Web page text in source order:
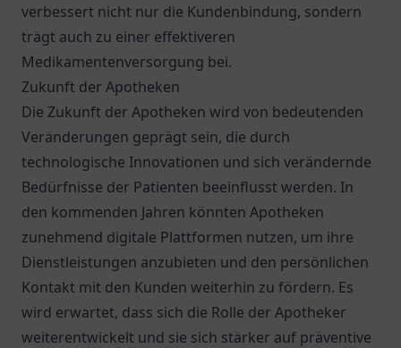
verbessert nicht nur die Kundenbindung, sondern
trägt auch zu einer effektiveren
Medikamentenversorgung bei.
Zukunft der Apotheken
Die Zukunft der Apotheken wird von bedeutenden
Veränderungen geprägt sein, die durch
technologische Innovationen und sich verändernde
Bedürfnisse der Patienten beeinflusst werden. In
den kommenden Jahren könnten Apotheken
zunehmend digitale Plattformen nutzen, um ihre
Dienstleistungen anzubieten und den persönlichen
Kontakt mit den Kunden weiterhin zu fördern. Es
wird erwartet, dass sich die Rolle der Apotheker
weiterentwickelt und sie sich stärker auf präventive